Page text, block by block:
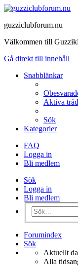
guzziclubforum.nu
Välkommen till
Gå direkt till innehåll
Snabblänkar
Aktiva
Sök
Kategorier
FAQ
Logga in
Bli medlem
Sök
Logga in
Bli medlem
Forumindex
Sök
Aktuellt
Alla